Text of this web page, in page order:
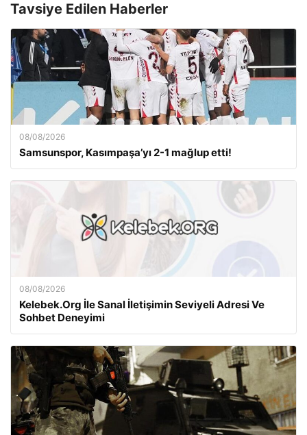
Tavsiye Edilen Haberler
08/08/2026
Samsunspor, Kasımpaşa’yı 2-1 mağlup etti!
08/08/2026
Kelebek.Org İle Sanal İletişimin Seviyeli Adresi Ve
Sohbet Deneyimi